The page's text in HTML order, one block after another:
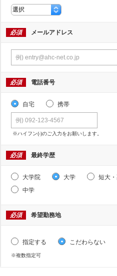
必須 メールアドレス
必須 電話番号
自宅 携帯
※ハイフン(-)のご入力をお願いします。
必須 最終学歴
大学院 大学 短大
中学
必須 希望勤務地
指定する こだわらない
※複数指定可